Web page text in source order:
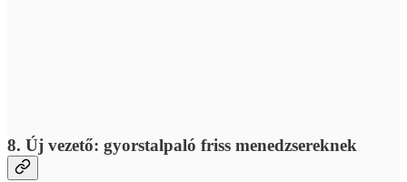
8. Új vezető: gyorstalpaló friss menedzsereknek